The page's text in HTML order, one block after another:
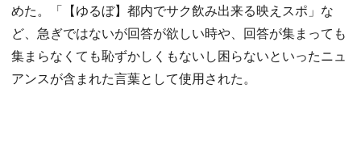
めた。「【ゆるぼ】都内でサク飲み出来る映えスポ」な
ど、急ぎではないが回答が欲しい時や、回答が集まっても
集まらなくても恥ずかしくもないし困らないといったニュ
アンスが含まれた言葉として使用された。